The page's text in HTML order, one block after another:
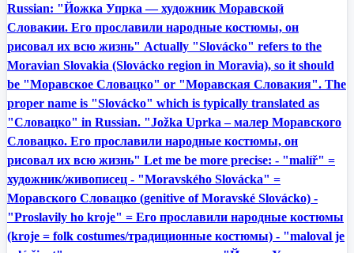
Russian: "Йожка Упрка — художник Моравской
Словакии. Его прославили народные костюмы, он
рисовал их всю жизнь" Actually "Slovácko" refers to the
Moravian Slovakia (Slovácko region in Moravia), so it should
be "Моравское Словацко" or "Моравская Словакия". The
proper name is "Slovácko" which is typically translated as
"Словацко" in Russian. "Jožka Uprka – малер Моравского
Словацко. Его прославили народные костюмы, он
рисовал их всю жизнь" Let me be more precise: - "malíř" =
художник/живописец - "Moravského Slovácka" =
Моравского Словацко (genitive of Moravské Slovácko) -
"Proslavily ho kroje" = Его прославили народные костюмы
(kroje = folk costumes/традиционные костюмы) - "maloval je